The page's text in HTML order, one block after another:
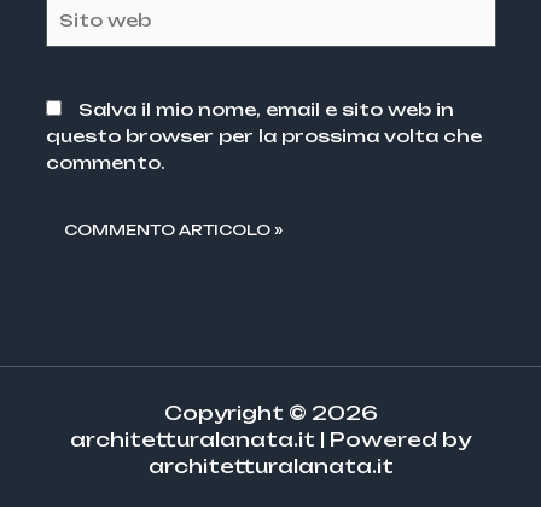
web
Salva il mio nome, email e sito web in
questo browser per la prossima volta che
commento.
Copyright © 2026
architetturalanata.it | Powered by
architetturalanata.it